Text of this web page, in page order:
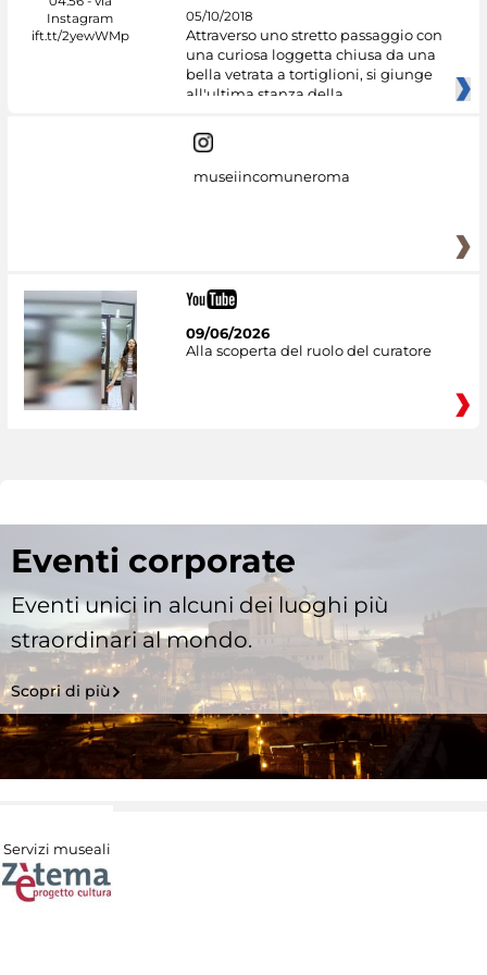
05/10/2018
Attraverso uno stretto passaggio con
una curiosa loggetta chiusa da una
bella vetrata a tortiglioni, si giunge
all'ultima stanza della
museiincomuneroma
09/06/2026
Alla scoperta del ruolo del curatore
Eventi corporate
Eventi unici in alcuni dei luoghi più
straordinari al mondo.
Scopri di più
Servizi museali